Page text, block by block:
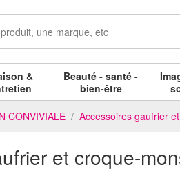
&
Beauté - santé -
bien-être
CONVIVIALE Accessoires gaufrier
et croque-